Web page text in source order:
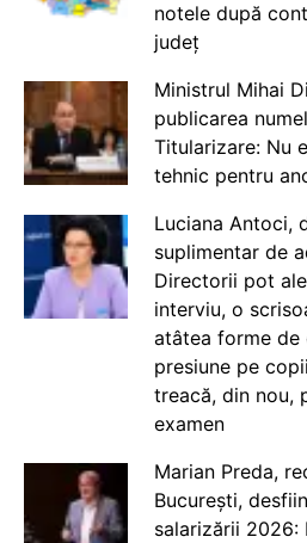
notele după
județ
Ministrul Mihai
publicarea
Titularizare: Nu
tehnic pentru
Luciana Antoci,
suplimentar de
Directorii pot
interviu, o
atâtea forme de
presiune pe
treacă, din nou,
examen
Marian Preda,
București,
salarizării 2026: